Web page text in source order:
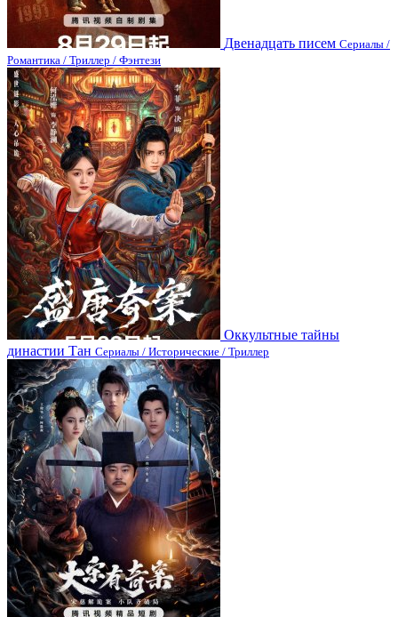
Двенадцать писем Сериалы /
Романтика / Триллер / Фэнтези
Оккультные тайны
династии Тан Сериалы / Исторические / Триллер